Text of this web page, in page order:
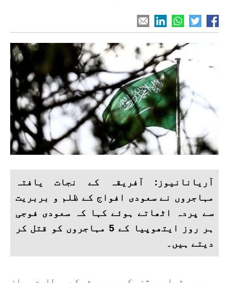
آریانانیوز: آفریقہ کے نجات یافتہ
مہاجروں نے سعودی افواج کے ظلم و بربریت
سے پردہ اٹھاتے ہوئے کہا کہ سعودی فوجی
ہر روز ایتھوپیا کے 5 مہاجروں کو قتل کر
دیتے ہیں۔